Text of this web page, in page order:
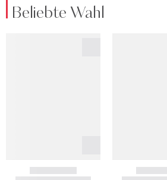
Beliebte Wahl